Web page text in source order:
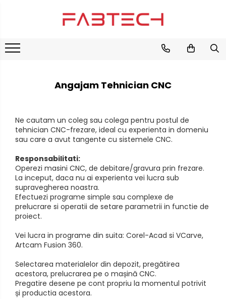
Negru
Oglinda
PVC/Forex
PVC Alb
PVC Colorat
PVC-Rigid CAW
Metalex-ABS
Policarbonat Compact
Transparent
Furnir
Plop
Cedru / Albasia
Mesteacan
Carton Duplex
Mucava / Carton de legatorie
Angajam Tehnician CNC
Ne cautam un coleg sau colega pentru postul de
tehnician CNC-frezare, ideal cu experienta in domeniu
sau care a avut tangente cu sistemele CNC.
Responsabilitati:
Operezi masini CNC, de debitare/gravura prin frezare.
La inceput, daca nu ai experienta vei lucra sub
supravegherea noastra.
Efectuezi programe simple sau complexe de
prelucrare si operatii de setare parametrii in functie de
proiect.
Vei lucra in programe din suita: Corel-Acad si VCarve,
Artcam Fusion 360.
Selectarea materialelor din depozit, pregătirea
acestora, prelucrarea pe o mașină CNC.
Pregatire desene pe cont propriu la momentul potrivit
și productia acestora.